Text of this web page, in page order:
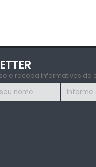
e receba informativos da